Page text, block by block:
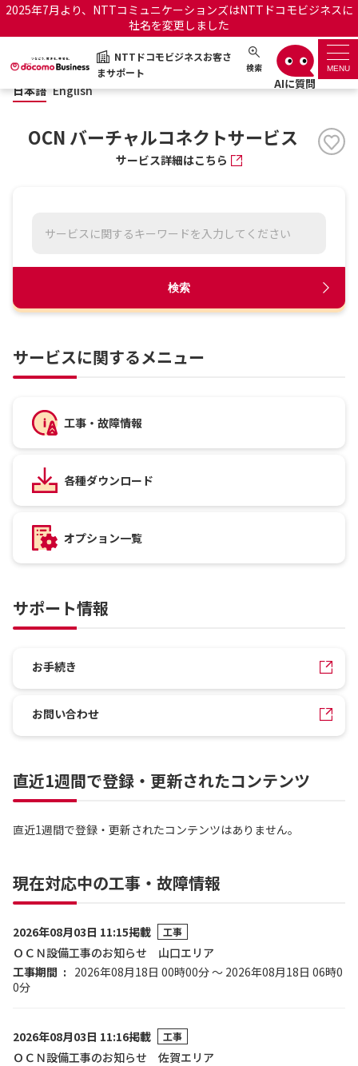
2025年7月より、NTTコミュニケーションズはNTTドコモビジネスに
社名を変更しました
NTTドコモビジネスお客さ
まサポート
検索 MENU
NTTドコモビジネスお客さまサポート 日本語 English
サポートトップ
サービス名から探す
お知らせ サポートサイトの使い方
日本語 English
OCN バーチャルコネクトサービス
サービス詳細はこちら
検索
サービスに関するメニュー
工事・故障情報
各種ダウンロード
オプション一覧
サポート情報
お手続き
お問い合わせ
直近1週間で登録・更新されたコンテンツ
直近1週間で登録・更新されたコンテンツはありません。
現在対応中の工事・故障情報
2026年08月03日 11:15掲載 工事
ＯＣＮ設備工事のお知らせ 山口エリア
工事期間
2026年08月18日 00時00分 ～ 2026年08月18日 06時0
0分
2026年08月03日 11:16掲載 工事
ＯＣＮ設備工事のお知らせ 佐賀エリア